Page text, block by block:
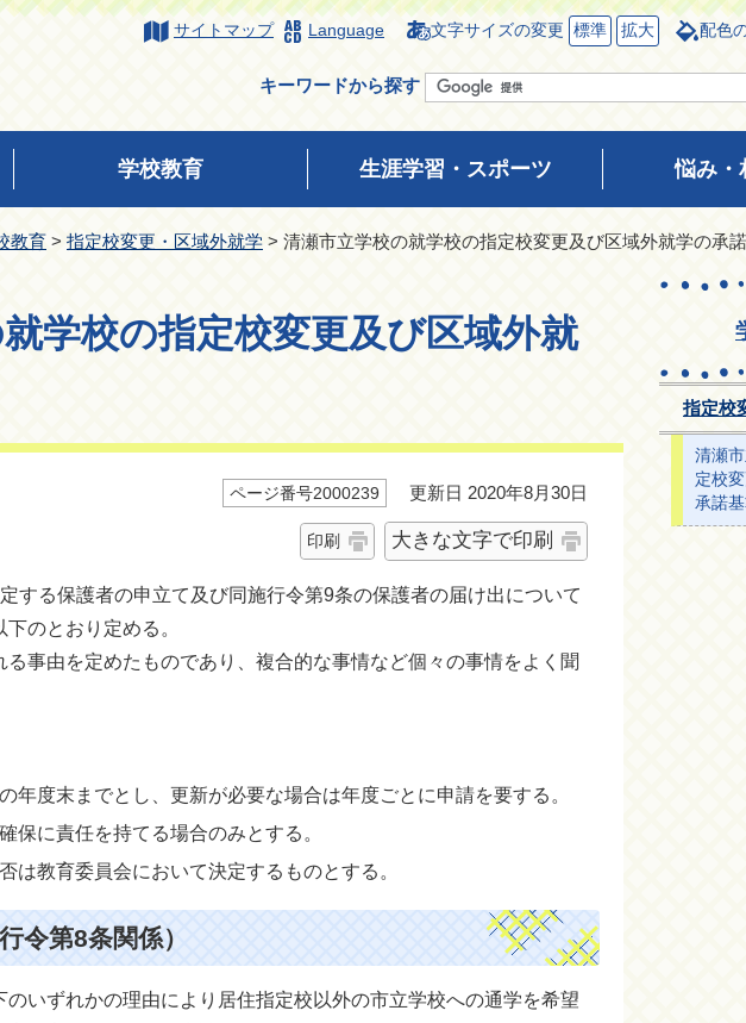
サイトマップ Language 文字サイズの変更 標準 拡大 配色
キーワードから探す
学校教育 生涯学習・スポーツ 悩み・
教育 > 指定校変更・区域外就学 > 清瀬市立学校の就学校の指定校変更及び区域外就学の承
学校の指定校変更及び区域外就
ページ番号2000239 更新日 2020年8月30日
印刷 大きな文字で印刷
する保護者の申立て及び同施行令第9条の保護者の届け出について
のとおり定める。
事由を定めたものであり、複合的な事情など個々の事情をよく聞
年度末までとし、更新が必要な場合は年度ごとに申請を要する。
保に責任を持てる場合のみとする。
は教育委員会において決定するものとする。
令第8条関係）
いずれかの理由により居住指定校以外の市立学校への通学を希望
指定校
清瀬
定校
承諾